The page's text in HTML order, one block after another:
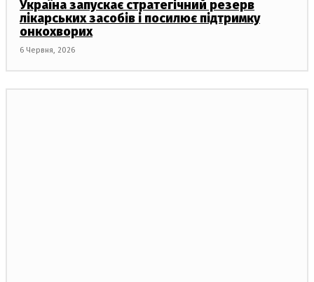
Україна запускає стратегічний резерв
лікарських засобів і посилює підтримку
онкохворих
6 Червня, 2026